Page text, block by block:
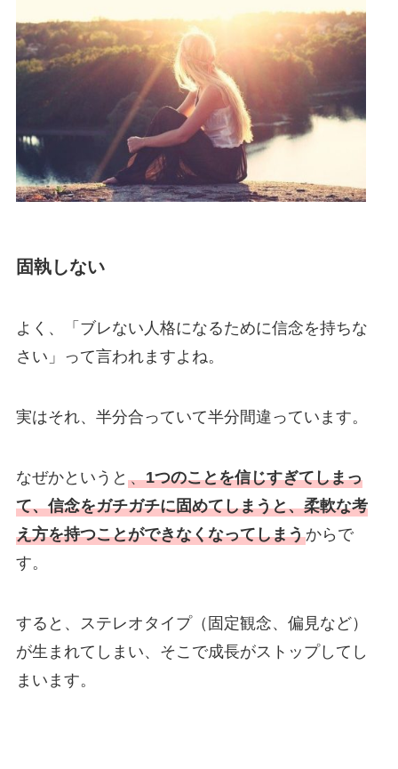
固執しない
よく、「ブレない人格になるために信念を持ちな
さい」って言われますよね。
実はそれ、半分合っていて半分間違っています。
なぜかというと 、1つのことを信じすぎてしまっ
て、信念をガチガチに固めてしまうと、柔軟な考
え方を持つことができなくなってしまうからで
す。
すると、ステレオタイプ（固定観念、偏見など）
が生まれてしまい、そこで成長がストップしてし
まいます。